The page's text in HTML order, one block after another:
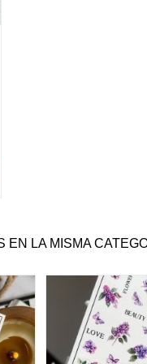
EN LA MISMA